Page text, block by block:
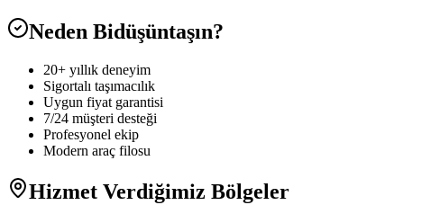
Neden Bidüşüntaşın?
20+ yıllık deneyim
Sigortalı taşımacılık
Uygun fiyat garantisi
7/24 müşteri desteği
Profesyonel ekip
Modern araç filosu
Hizmet Verdiğimiz Bölgeler